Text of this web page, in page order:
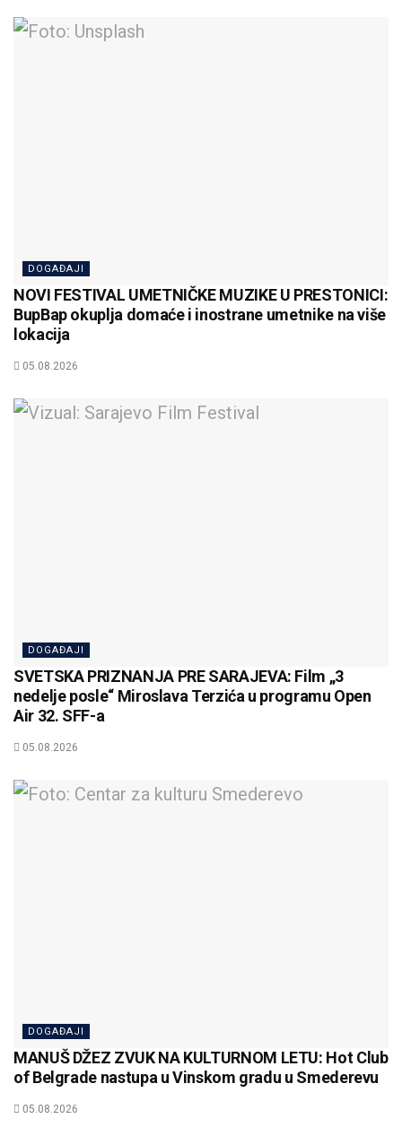
DOGAĐAJI
NOVI FESTIVAL UMETNIČKE MUZIKE U PRESTONICI:
BupBap okuplja domaće i inostrane umetnike na više
lokacija
05.08.2026
DOGAĐAJI
SVETSKA PRIZNANJA PRE SARAJEVA: Film „3
nedelje posle“ Miroslava Terzića u programu Open
Air 32. SFF-a
05.08.2026
DOGAĐAJI
MANUŠ DŽEZ ZVUK NA KULTURNOM LETU: Hot Club
of Belgrade nastupa u Vinskom gradu u Smederevu
05.08.2026